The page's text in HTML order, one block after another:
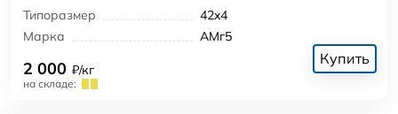
Типоразмер
42x4
Марка
АМг5
2 000 ₽/кг
на складе:
Купить